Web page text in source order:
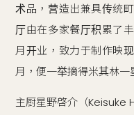
术品，营造出兼具传统
厅由在多家餐厅积累了
月开业，致力于制作映
月，便一举摘得米其林一
主厨星野啓介（Keisuke